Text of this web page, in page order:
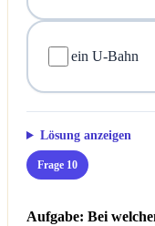
ein U-Bahn
Lösung anzeigen
Frage 10
Aufgabe: Bei